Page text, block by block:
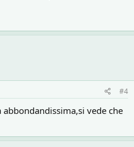
#4
vede che